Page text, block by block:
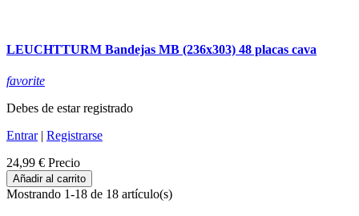
LEUCHTTURM Bandejas MB (236x303) 48 placas cava
favorite
Debes de estar registrado
Entrar| Registrarse
24,99 € Precio
Añadir al carrito
Mostrando 1-18 de 18 artículo(s)